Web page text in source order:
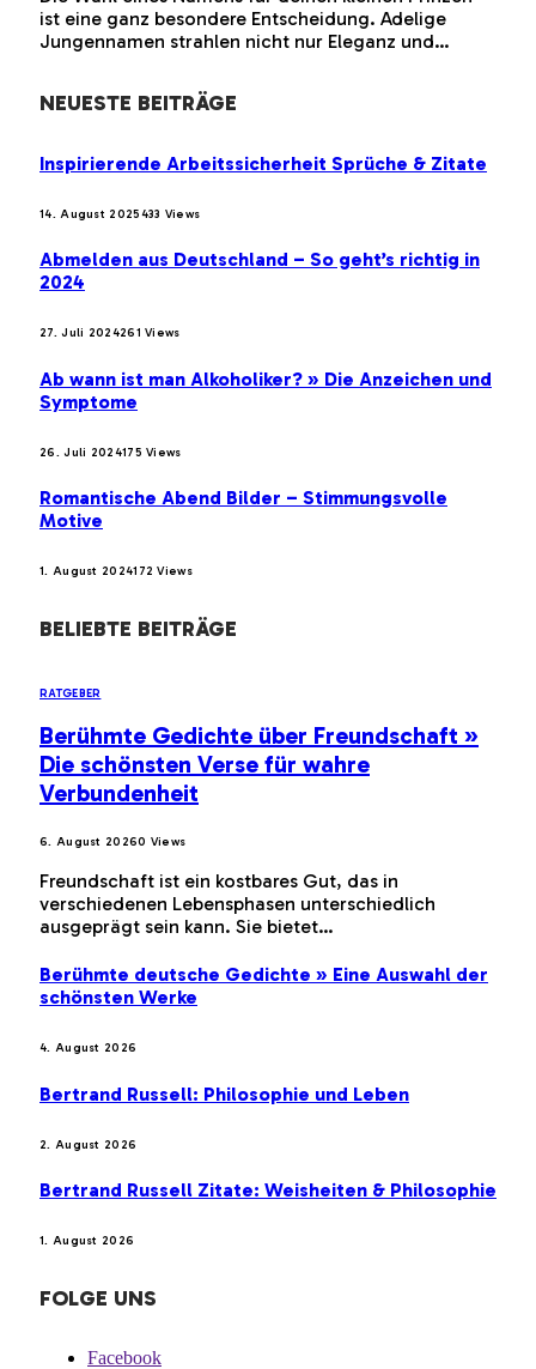
ist eine ganz besondere Entscheidung. Adelige
Jungennamen strahlen nicht nur Eleganz und…
NEUESTE BEITRÄGE
Inspirierende Arbeitssicherheit Sprüche & Zitate
14. August 2025433 Views
Abmelden aus Deutschland – So geht’s richtig in
2024
27. Juli 2024261Views
Ab wann ist man Alkoholiker? » Die Anzeichen und
Symptome
26. Juli 2024175Views
Romantische Abend Bilder – Stimmungsvolle
Motive
1. August 2024172Views
BELIEBTE BEITRÄGE
RATGEBER
Berühmte Gedichte über Freundschaft »
Die schönsten Verse für wahre
Verbundenheit
6. August 20260 Views
Freundschaft ist ein kostbares Gut, das in
verschiedenen Lebensphasen unterschiedlich
ausgeprägt sein kann. Sie bietet…
Berühmte deutsche Gedichte » Eine Auswahl der
schönsten Werke
4. August 2026
Bertrand Russell: Philosophie und Leben
2. August 2026
Bertrand Russell Zitate: Weisheiten & Philosophie
1. August 2026
FOLGE UNS
Facebook